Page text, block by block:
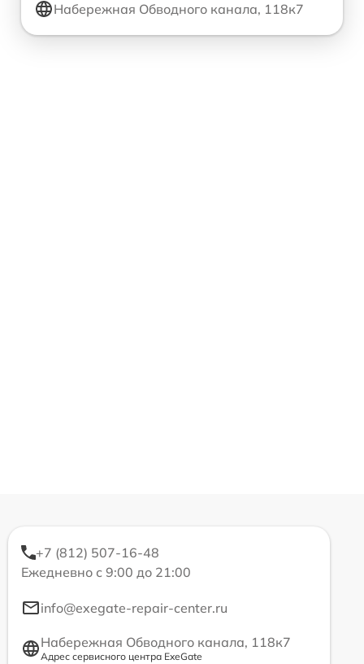
Набережная Обводного канала, 118к7
+7 (812) 507-16-48
Ежедневно с 9:00 до 21:00
info@exegate-repair-center.ru
Набережная Обводного канала, 118к7
Адрес сервисного центра ExeGate